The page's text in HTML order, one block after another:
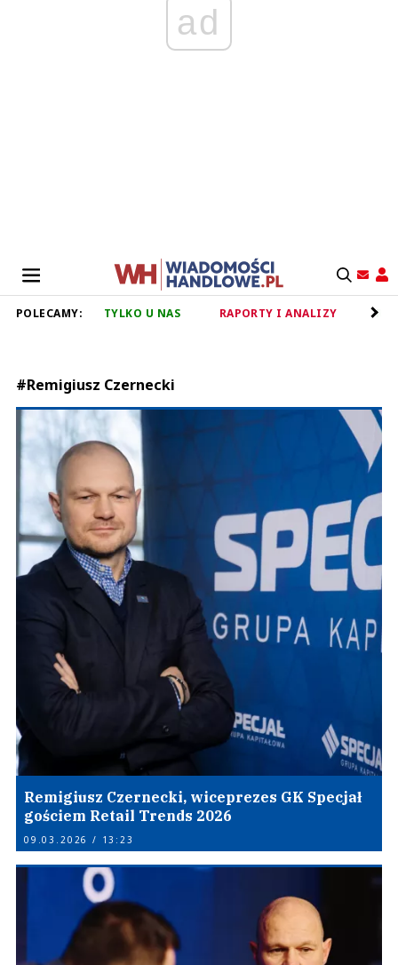
ad
POLECAMY: TYLKO U NAS RAPORTY I ANALIZY
#Remigiusz Czernecki
Remigiusz Czernecki, wiceprezes GK Specjał
gościem Retail Trends 2026
09.03.2026 / 13:23